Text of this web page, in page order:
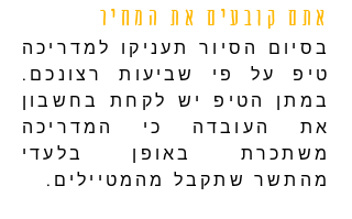
אתם קובעים את המחיר
בסיום הסיור תעניקו למדריכה
טיפ על פי שביעות רצונכם.
במתן הטיפ יש לקחת בחשבון
את העובדה כי המדריכה
משתכרת באופן בלעדי
מהתשר שתקבל מהמטיילים.